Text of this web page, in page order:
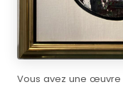
Vous avez une œuvre